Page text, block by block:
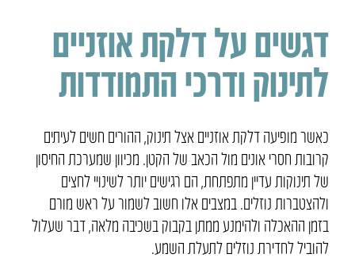
דגשים על דלקת אוזניים
לתינוק ודרכי התמודדות
כאשר מופיעה דלקת אוזניים אצל תינוק, ההורים חשים לעיתים
קרובות חסרי אונים מול הכאב של הקטן. מכיוון שמערכת החיסון
של תינוקות עדיין מתפתחת, הם רגישים יותר לשינויי לחצים
ולהצטברות נוזלים. במצבים אלו חשוב לשמור על ראש מורם
בזמן ההאכלה ולהימנע ממתן בקבוק בשכיבה מלאה, דבר שעלול
להוביל לחדירת נוזלים לתעלת השמע.